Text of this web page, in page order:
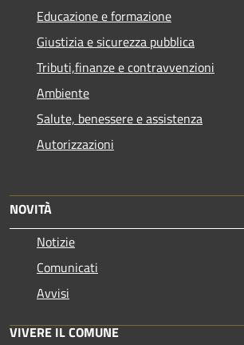
Educazione e formazione
Giustizia e sicurezza pubblica
Tributi,finanze e contravvenzioni
Ambiente
Salute, benessere e assistenza
Autorizzazioni
NOVITÀ
Notizie
Comunicati
Avvisi
VIVERE IL COMUNE